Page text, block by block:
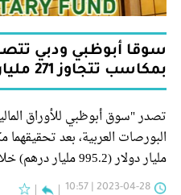
سوقا أبوظبي ودبي
بمكاسب تتجاوز 271 مليار دولار
تصدر "سوق أبوظبي للأوراق
مارس 2022 وحتى آذار/مارس 2023.2023-04-28 | 10:57